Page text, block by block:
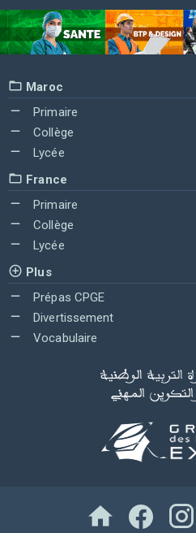
Maroc
Primaire
Collège
Lycée
France
Primaire
Collège
Lycée
Plus
Prépas CPGE
Divertissement
Vocabulaire